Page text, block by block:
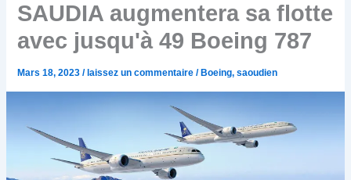
SAUDIA augmentera sa flotte
avec jusqu'à 49 Boeing 787
Mars 18, 2023/ laissez un commentaire / Boeing,saoudien